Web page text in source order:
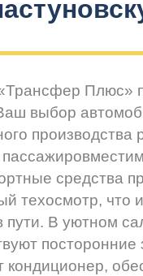
Плюс»
выбор
производства
средства
техосмотр, что
пути. В уютном
посторонние
кондиционер,